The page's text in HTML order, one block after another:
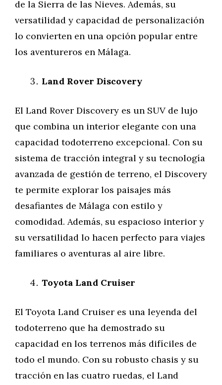
de la Sierra de las Nieves. Además, su
versatilidad y capacidad de personalización
lo convierten en una opción popular entre
los aventureros en Málaga.
Land Rover Discovery
El Land Rover Discovery es un SUV de lujo
que combina un interior elegante con una
capacidad todoterreno excepcional. Con su
sistema de tracción integral y su tecnología
avanzada de gestión de terreno, el Discovery
te permite explorar los paisajes más
desafiantes de Málaga con estilo y
comodidad. Además, su espacioso interior y
su versatilidad lo hacen perfecto para viajes
familiares o aventuras al aire libre.
Toyota Land Cruiser
El Toyota Land Cruiser es una leyenda del
todoterreno que ha demostrado su
capacidad en los terrenos más difíciles de
todo el mundo. Con su robusto chasis y su
tracción en las cuatro ruedas, el Land